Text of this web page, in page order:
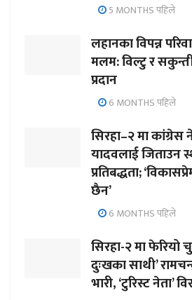
5 MONTHS पहिले
लहानका विपन्न
मलम: विल्टु र
प्रदान
6 MONTHS पहिले
सिरहा–२ मा कांग्रेस
यादवलाई जिताउन
प्रतिबद्धता;
छैन’
6 MONTHS पहिले
सिरहा-२ मा फेरियो
दुःखका साथी’
भारी, ‘टुरिस्ट नेता’